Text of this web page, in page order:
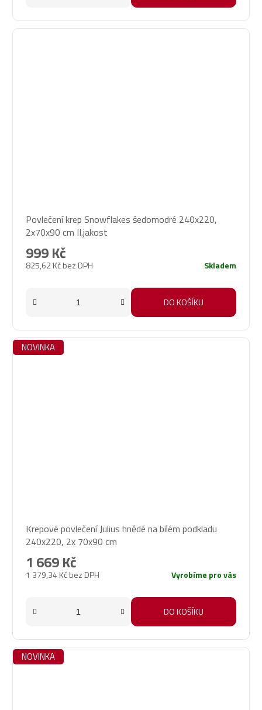
Povlečení krep Snowflakes šedomodré 240x220,
2x70x90 cm II.jakost
825,62 Kč bez DPH
999 Kč
Skladem
DO KOŠÍKU
NOVINKA
Krepové povlečení Julius hnědé na bílém podkladu
240x220, 2x 70x90 cm
1 379,34 Kč bez DPH
1 669 Kč
Vyrobíme pro vás
DO KOŠÍKU
NOVINKA